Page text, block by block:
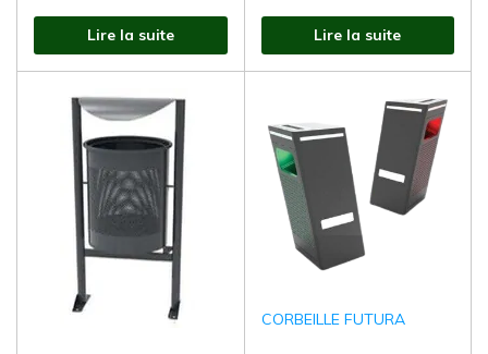
Lire la suite Lire la suite
CORBEILLE FUTURA